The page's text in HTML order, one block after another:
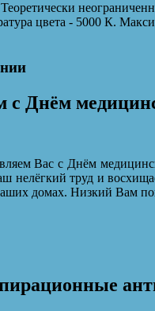
цвета - 5000 К.
с Днём
Вас с Днём
нелёгкий труд и
домах. Низкий Вам